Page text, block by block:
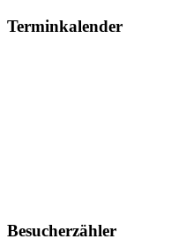
Terminkalender
Besucherzähler